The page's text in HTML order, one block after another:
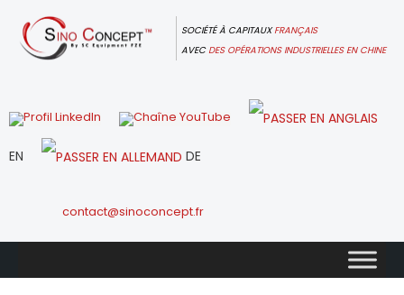
content
SOCIÉTÉ À CAPITAUXFRANÇAIS
AVECDES OPÉRATIONS INDUSTRIELLES EN CHINE
EN DE
contact@sinoconcept.fr